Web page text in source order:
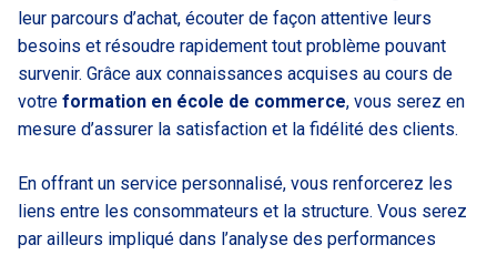
leur parcours d’achat, écouter de façon attentive leurs
besoins et résoudre rapidement tout problème pouvant
survenir. Grâce aux connaissances acquises au cours de
votre formation en école de commerce, vous serez en
mesure d’assurer la satisfaction et la fidélité des clients.
En offrant un service personnalisé, vous renforcerez les
liens entre les consommateurs et la structure. Vous serez
par ailleurs impliqué dans l’analyse des performances